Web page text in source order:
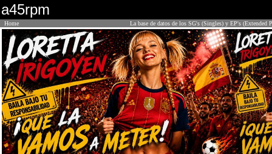
a45rpm
Home La base de datos de los SG's (Singles) y EP's (Extended